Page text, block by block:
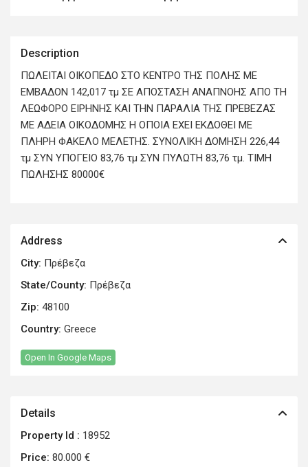
Description
ΠΩΛΕΙΤΑΙ ΟΙΚΟΠΕΔΟ ΣΤΟ ΚΕΝΤΡΟ ΤΗΣ ΠΟΛΗΣ ΜΕ
ΕΜΒΑΔΟΝ 142,017 τμ ΣΕ ΑΠΟΣΤΑΣΗ ΑΝΑΠΝΟΗΣ ΑΠΟ ΤΗ
ΛΕΩΦΟΡΟ ΕΙΡΗΝΗΣ ΚΑΙ ΤΗΝ ΠΑΡΑΛΙΑ ΤΗΣ ΠΡΕΒΕΖΑΣ
ΜΕ ΑΔΕΙΑ ΟΙΚΟΔΟΜΗΣ Η ΟΠΟΙΑ ΕΧΕΙ ΕΚΔΟΘΕΙ ΜΕ
ΠΛΗΡΗ ΦΑΚΕΛΟ ΜΕΛΕΤΗΣ. ΣΥΝΟΛΙΚΗ ΔΟΜΗΣΗ 226,44
τμ ΣΥΝ ΥΠΟΓΕΙΟ 83,76 τμ ΣΥΝ ΠΥΛΩΤΗ 83,76 τμ. ΤΙΜΗ
ΠΩΛΗΣΗΣ 80000€
Address
City: Πρέβεζα
State/County: Πρέβεζα
Zip: 48100
Country: Greece
Open In Google Maps
Details
Property Id : 18952
Price: 80.000 €